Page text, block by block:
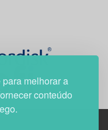
melhorar a
conteúdo